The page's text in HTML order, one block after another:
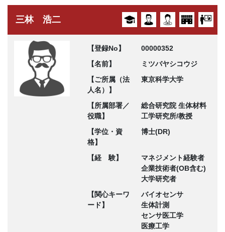
三林 浩二
【登録No】
00000352
【名前】
ミツバヤシコウジ
【ご所属（法
人名）】
東京科学大学
【所属部署／
役職】
総合研究院 生体材料
工学研究所/教授
【学位・資
格】
博士(DR)
【経 験】
マネジメント経験者
企業技術者(OB含む)
大学研究者
【関心キーワ
ード】
バイオセンサ
生体計測
センサ医工学
医療工学